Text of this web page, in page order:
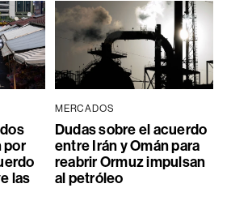
por
las
MERCADOS
Dudas sobre el acuerdo
entre Irán y Omán para
reabrir Ormuz impulsan
al petróleo